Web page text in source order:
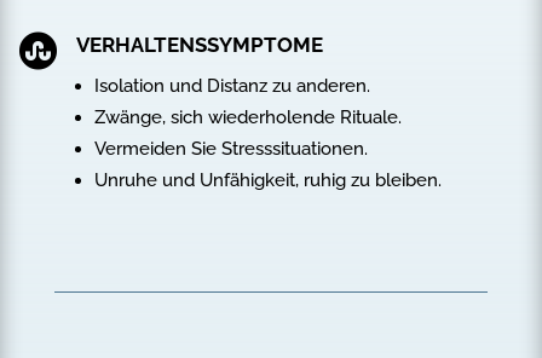
 VERHALTENSSYMPTOME
Isolation und Distanz zu anderen.
Zwänge, sich wiederholende Rituale.
Vermeiden Sie Stresssituationen.
Unruhe und Unfähigkeit, ruhig zu bleiben.